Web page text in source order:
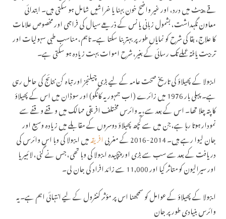
قے، پیٹ میں درد، اور غیر واضح خون بہنا یا خراشیں شامل ہو سکتی ہیں۔ ابتدائی
معاون نگہداشت، بشمول زبانی یا نس کے ذریعے سیال کی فراہمی اور مخصوص علامات
کا علاج، بقا کی شرح کو نمایاں طور پر بہتر بنا سکتا ہے۔ تاہم، مناسب طبی سہولیات اور
تربیت یافتہ عملے تک رسائی کے بغیر، شرح اموات بہت زیادہ ہو سکتی ہے۔
ایبولا کے پھیلاؤ کی تاریخ صحت عامہ کے لیے بڑی چیلنجز اور تباہ کن نتائج کی حامل رہی
ہے۔ پہلی بار 1976 میں زائرے (اب جمہوریہ کانگو) اور سوڈان میں اس کے پھیلاؤ
کا پتہ چلا تھا۔ اس کے بعد سے، یہ وائرس مختلف افریقی ممالک میں وقفے وقفے سے
نمودار ہوتا رہا ہے، جن میں سے کچھ پھیلاؤ دوسروں کے مقابلے میں زیادہ وسیع اور
جان لیوا رہے ہیں۔ 2014-2016 کے مغربی
افریقہمیں ایبولا کی وبا اس وائرس کی
دریافت کے بعد سے سب سے بڑی اور پیچیدہ ایبولا کی وبا تھی، جس نے گنی، لائبیریا
اور سیرالیون کو متاثر کیا اور 11,000 سے زائد افراد کی جان لی۔
ایبولا کے پھیلاؤ کے عوامل کو سمجھنا اس پر مؤثر کنٹرول کے لیے انتہائی اہم ہے۔ یہ
وائرس بنیادی طور پر جان